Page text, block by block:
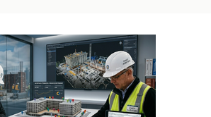
подготовки к реконструкции,
и судебных разбирательств.
официальное техническое
юридическую силу.